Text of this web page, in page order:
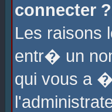
connecter
Les raisons
entr� un
qui vous a